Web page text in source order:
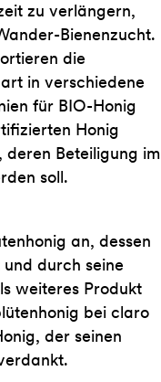
zu verlängern,
Bienenzucht.
die
in verschiedene
für BIO-Honig
Honig
deren Beteiligung im
soll.
an, dessen
durch seine
weiteres Produkt
bei claro
der seinen